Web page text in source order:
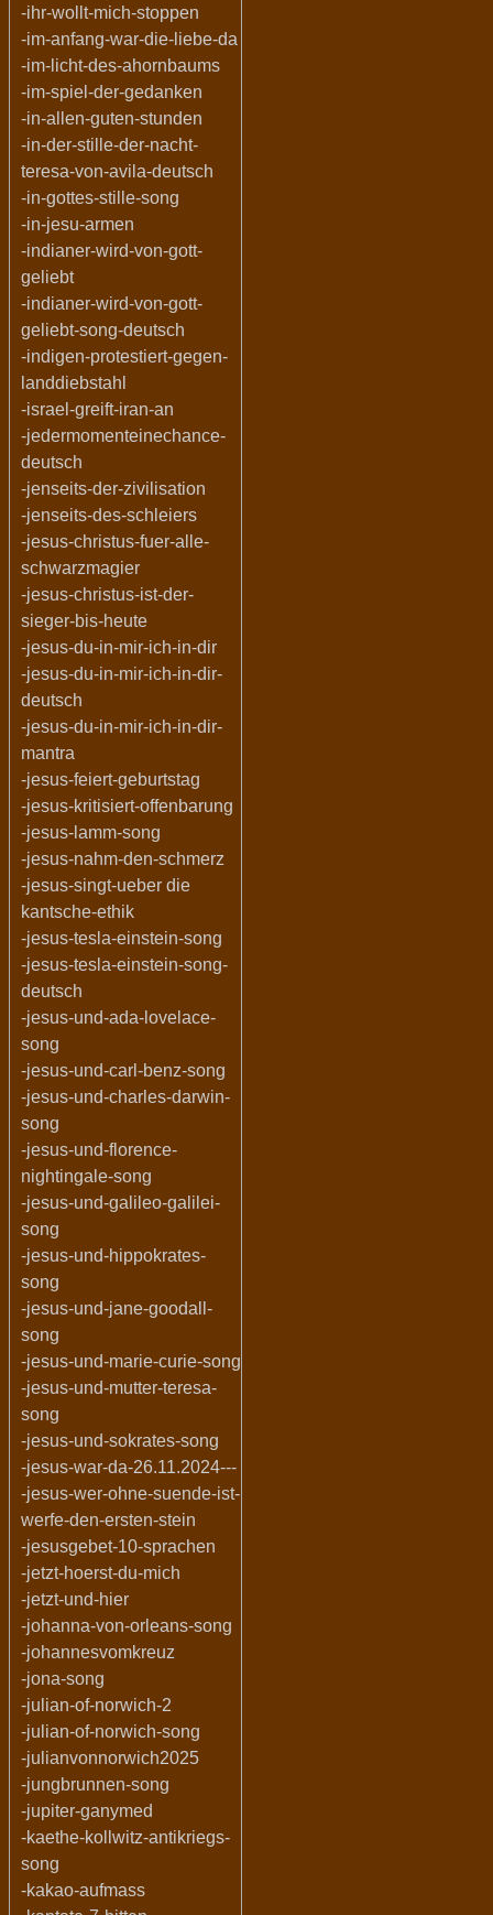
-ihr-wollt-mich-stoppen
-im-anfang-war-die-liebe-da
-im-licht-des-ahornbaums
-im-spiel-der-gedanken
-in-allen-guten-stunden
-in-der-stille-der-nacht-
teresa-von-avila-deutsch
-in-gottes-stille-song
-in-jesu-armen
-indianer-wird-von-gott-
geliebt
-indianer-wird-von-gott-
geliebt-song-deutsch
-indigen-protestiert-gegen-
landdiebstahl
-israel-greift-iran-an
-jedermomenteinechance-
deutsch
-jenseits-der-zivilisation
-jenseits-des-schleiers
-jesus-christus-fuer-alle-
schwarzmagier
-jesus-christus-ist-der-
sieger-bis-heute
-jesus-du-in-mir-ich-in-dir
-jesus-du-in-mir-ich-in-dir-
deutsch
-jesus-du-in-mir-ich-in-dir-
mantra
-jesus-feiert-geburtstag
-jesus-kritisiert-offenbarung
-jesus-lamm-song
-jesus-nahm-den-schmerz
-jesus-singt-ueber die
kantsche-ethik
-jesus-tesla-einstein-song
-jesus-tesla-einstein-song-
deutsch
-jesus-und-ada-lovelace-
song
-jesus-und-carl-benz-song
-jesus-und-charles-darwin-
song
-jesus-und-florence-
nightingale-song
-jesus-und-galileo-galilei-
song
-jesus-und-hippokrates-
song
-jesus-und-jane-goodall-
song
-jesus-und-marie-curie-song
-jesus-und-mutter-teresa-
song
-jesus-und-sokrates-song
-jesus-war-da-26.11.2024---
-jesus-wer-ohne-suende-ist-
werfe-den-ersten-stein
-jesusgebet-10-sprachen
-jetzt-hoerst-du-mich
-jetzt-und-hier
-johanna-von-orleans-song
-johannesvomkreuz
-jona-song
-julian-of-norwich-2
-julian-of-norwich-song
-julianvonnorwich2025
-jungbrunnen-song
-jupiter-ganymed
-kaethe-kollwitz-antikriegs-
song
-kakao-aufmass